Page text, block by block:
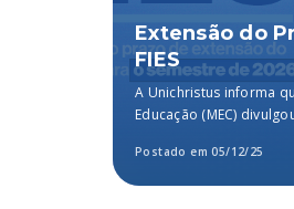
Extensão do
FIES
A Unichristus informa
Educação (MEC)
Postado em 05/12/25